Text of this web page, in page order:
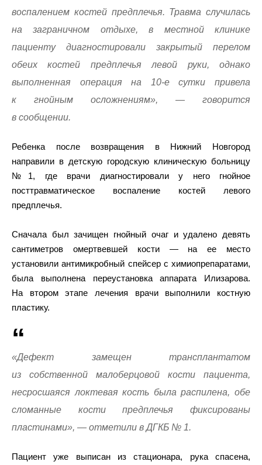
воспалением костей предплечья. Травма случилась
на заграничном отдыхе, в местной клинике
пациенту диагностировали закрытый перелом
обеих костей предплечья левой руки, однако
выполненная операция на 10-е сутки привела
к гнойным осложнениям», — говорится
в сообщении.
Ребенка после возвращения в Нижний Новгород
направили в детскую городскую клиническую больницу
№1, где врачи диагностировали у него гнойное
посттравматическое воспаление костей левого
предплечья.
Сначала был зачищен гнойный очаг и удалено девять
сантиметров омертвевшей кости — на ее место
установили антимикробный спейсер с химиопрепаратами,
была выполнена переустановка аппарата Илизарова.
На втором этапе лечения врачи выполнили костную
пластику.
«Дефект замещен трансплантатом
из собственной малоберцовой кости пациента,
несросшаяся локтевая кость была распилена, обе
сломанные кости предплечья фиксированы
пластинами», — отметили в ДГКБ № 1.
Пациент уже выписан из стационара, рука спасена,